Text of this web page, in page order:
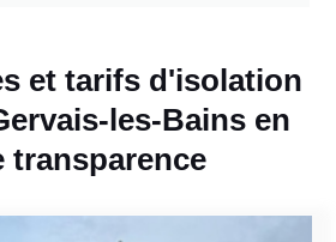
et tarifs d'isolation
les-Bains en
transparence